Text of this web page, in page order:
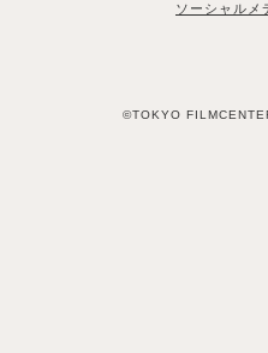
ソーシャルメ
©TOKYO